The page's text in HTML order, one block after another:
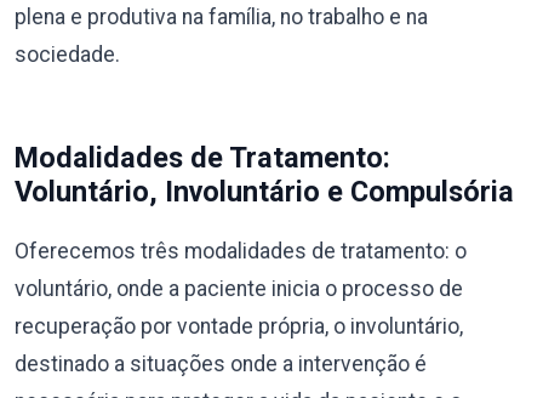
plena e produtiva na família, no trabalho e na
sociedade.
Modalidades de Tratamento:
Voluntário, Involuntário e Compulsória
Oferecemos três modalidades de tratamento: o
voluntário, onde a paciente inicia o processo de
recuperação por vontade própria, o involuntário,
destinado a situações onde a intervenção é